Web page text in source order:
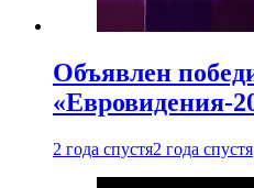
Объявлен
«Евровидения-
2 года спустя2 года спустя